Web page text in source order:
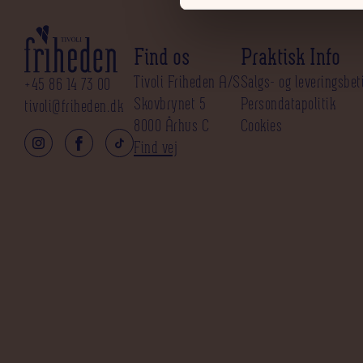
+45 86 14 73 00
tivoli@friheden.dk
Find os
Tivoli Friheden A/S
Skovbrynet 5
8000 Århus C
Find vej
Praktisk Info
Salgs- og
Persondatapolitik
Cookies